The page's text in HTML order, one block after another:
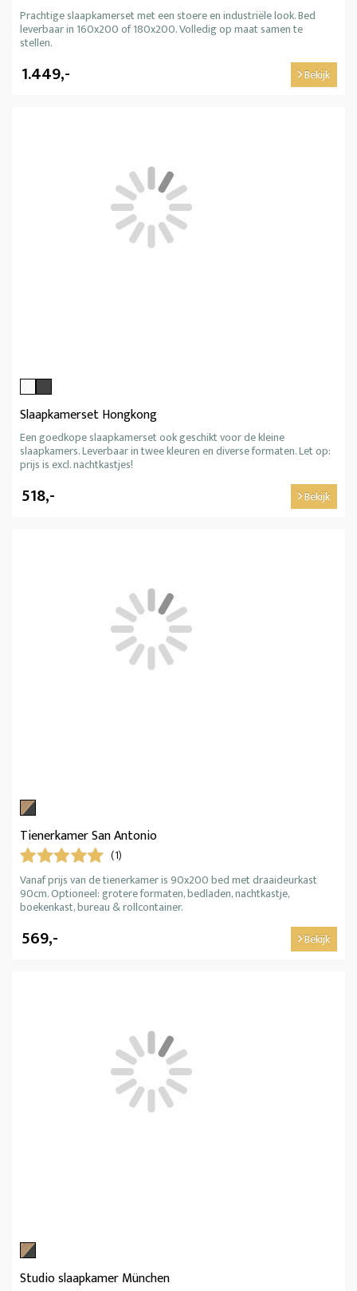
Prachtige slaapkamerset met een stoere en industriële look. Bed
leverbaar in 160x200 of 180x200. Volledig op maat samen te
stellen.
1.449,- Bekijk
Slaapkamerset Hongkong
Een goedkope slaapkamerset ook geschikt voor de kleine
slaapkamers. Leverbaar in twee kleuren en diverse formaten. Let op:
prijs is excl. nachtkastjes!
518,- Bekijk
Tienerkamer San Antonio
(1)
Vanaf prijs van de tienerkamer is 90x200 bed met draaideurkast
90cm. Optioneel: grotere formaten, bedladen, nachtkastje,
boekenkast, bureau & rollcontainer.
569,- Bekijk
Studio slaapkamer München